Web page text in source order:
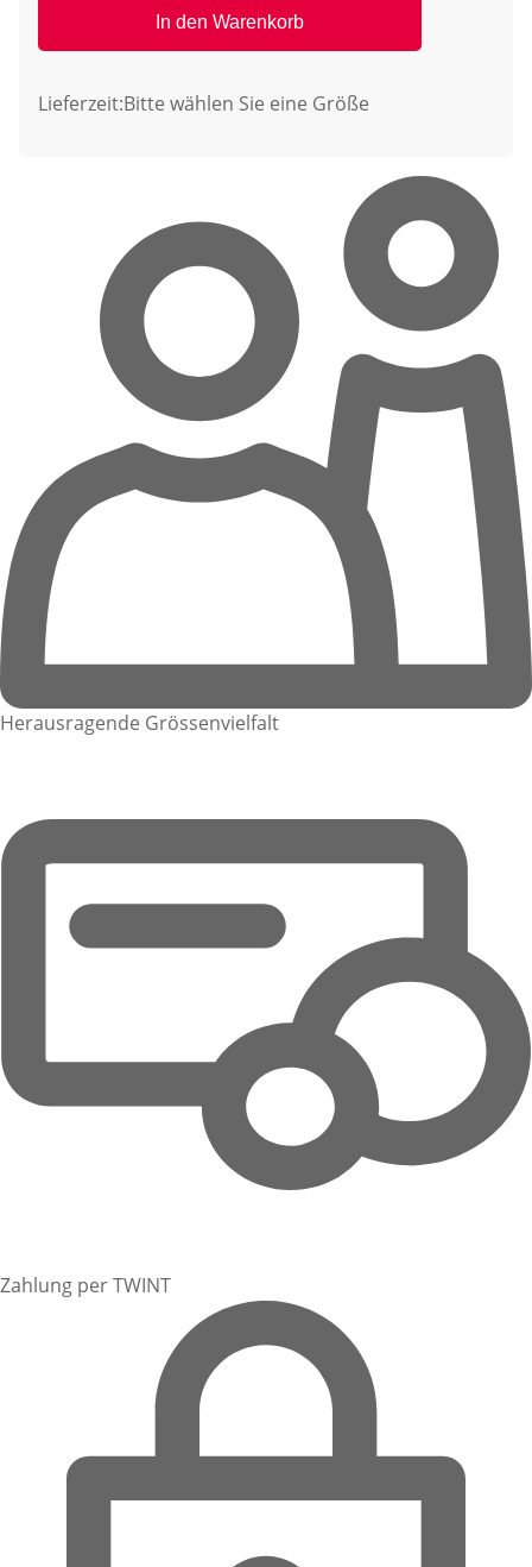
In den Warenkorb
Lieferzeit:Bitte wählen Sie eine Größe
Herausragende Grössenvielfalt
Zahlung per TWINT